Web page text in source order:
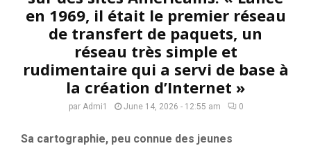
en 1969, il était le premier réseau
de transfert de paquets, un
réseau très simple et
rudimentaire qui a servi de base à
la création d’Internet »
par Admi1 June 14, 2026 - 12:55 am 0
Sa cartographie, peu connue des jeunes